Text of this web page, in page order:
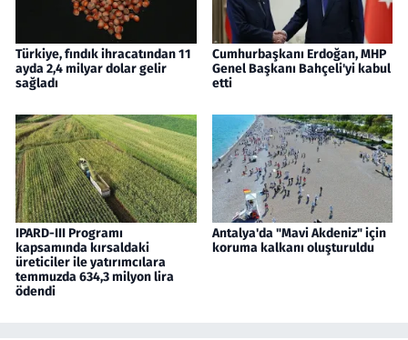
Türkiye, fındık ihracatından 11
ayda 2,4 milyar dolar gelir
sağladı
Cumhurbaşkanı Erdoğan, MHP
Genel Başkanı Bahçeli'yi kabul
etti
IPARD-III Programı
kapsamında kırsaldaki
üreticiler ile yatırımcılara
temmuzda 634,3 milyon lira
ödendi
Antalya'da "Mavi Akdeniz" için
koruma kalkanı oluşturuldu